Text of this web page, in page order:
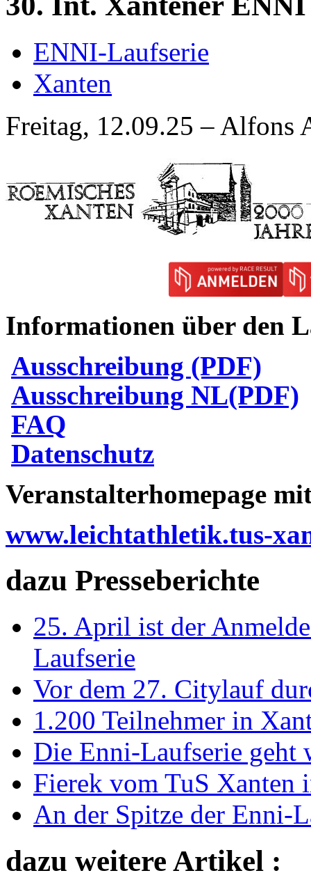
ENNI-Laufserie
Xanten
Freitag, 12.09.25 – Alfons
Informationen über den
Ausschreibung (PDF)
Ausschreibung NL(PDF)
FAQ
Datenschutz
Veranstalterhomepage
www.leichtathletik.tus-
dazu Presseberichte
25. April ist der
Laufserie
Vor dem 27. Citylauf
1.200 Teilnehmer in
Die Enni-Laufserie geht
Fierek vom TuS Xanten
An der Spitze der Enni-
dazu weitere Artikel :